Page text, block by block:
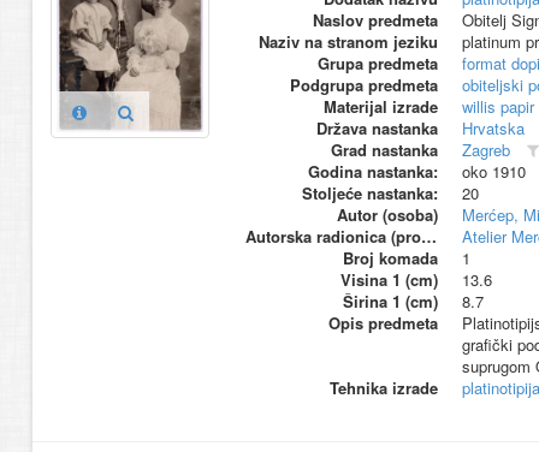
Naslov predmeta
Obitelj
Naziv na stranom jeziku
platinum
Grupa predmeta
format
Podgrupa predmeta
obiteljski
Materijal izrade
willis papir
Država nastanka
Hrvatska
Grad nastanka
Zagreb
Godina nastanka:
oko 1910
Stoljeće nastanka:
20
Autor (osoba)
Merćep,
Autorska radionica (proizvođač)
Atelier
Broj komada
1
Visina 1 (cm)
13.6
Širina 1 (cm)
8.7
Opis predmeta
grafički
suprugom
Tehnika izrade
platinotipija